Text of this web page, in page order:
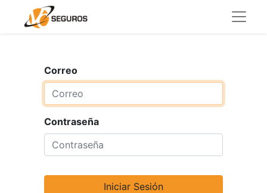
Correo
Contraseña
Iniciar Sesión